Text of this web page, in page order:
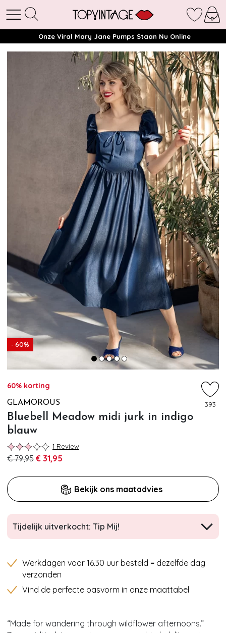
Onze Viral Mary Jane Pumps Staan Nu Online
- 60%
60% korting
GLAMOROUS
Bluebell Meadow midi jurk in indigo
blauw
393
1 Review
€ 79,95 € 31,95
Bekijk ons maatadvies
Tijdelijk uitverkocht: Tip Mij!
Werkdagen voor 16.30 uur besteld = dezelfde dag
verzonden
Vind de perfecte pasvorm in onze maattabel
“Made for wandering through wildflower afternoons.”